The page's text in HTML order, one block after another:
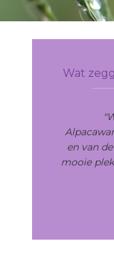
Sidebar
Wat
en van
mooie